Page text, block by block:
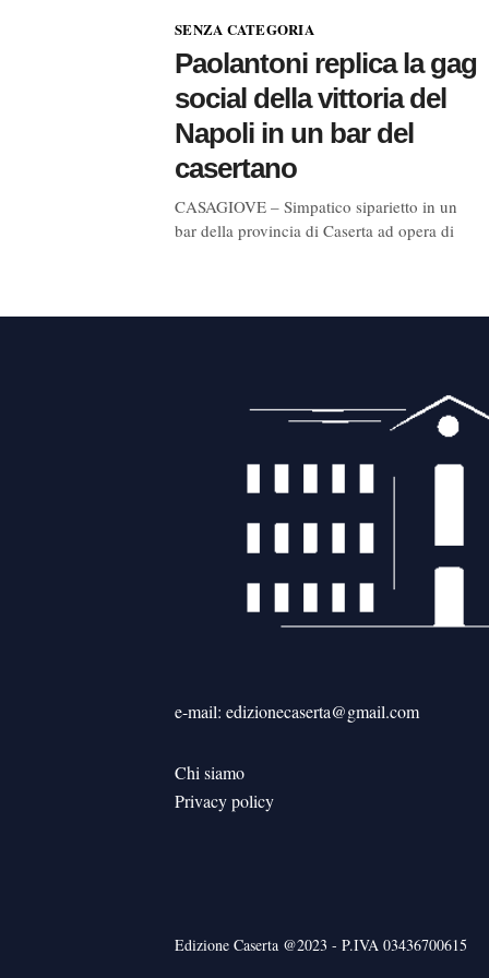
SENZA CATEGORIA
Paolantoni replica la gag
social della vittoria del
Napoli in un bar del
casertano
CASAGIOVE – Simpatico siparietto in un
bar della provincia di Caserta ad opera di
e-mail: edizionecaserta@gmail.com
Chi siamo
Privacy policy
Edizione Caserta @2023 - P.IVA 03436700615